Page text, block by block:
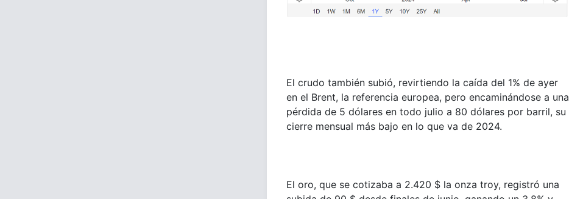
El crudo también subió, revirtiendo la caída del 1% de ayer
en el Brent, la referencia europea, pero encaminándose a una
pérdida de 5 dólares en todo julio a 80 dólares por barril, su
cierre mensual más bajo en lo que va de 2024.
El oro, que se cotizaba a 2.420 $ la onza troy, registró una